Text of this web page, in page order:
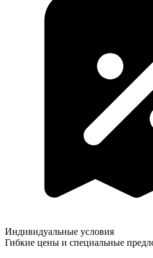
Индивидуальные условия
Гибкие цены и специальные